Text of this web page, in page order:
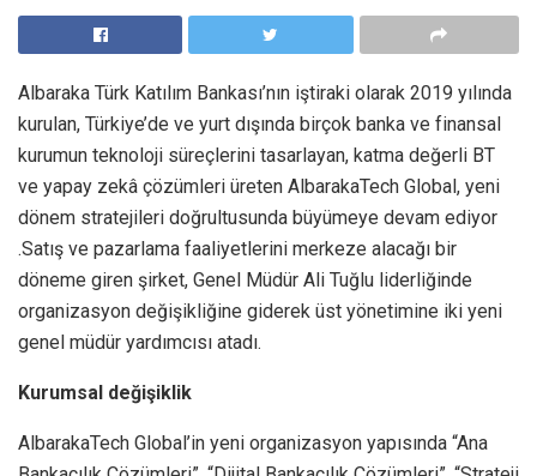
Albaraka Türk Katılım Bankası’nın iştiraki olarak 2019 yılında
kurulan, Türkiye’de ve yurt dışında birçok banka ve finansal
kurumun teknoloji süreçlerini tasarlayan, katma değerli BT
ve yapay zekâ çözümleri üreten AlbarakaTech Global, yeni
dönem stratejileri doğrultusunda büyümeye devam ediyor
.Satış ve pazarlama faaliyetlerini merkeze alacağı bir
döneme giren şirket, Genel Müdür Ali Tuğlu liderliğinde
organizasyon değişikliğine giderek üst yönetimine iki yeni
genel müdür yardımcısı atadı.
Kurumsal değişiklik
AlbarakaTech Global’in yeni organizasyon yapısında “Ana